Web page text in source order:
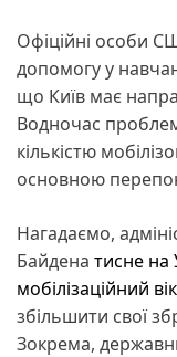
Офіційні особи
допомогу у
що Київ має
Водночас
кількістю
основною
Нагадаємо,
Байдена тисне на
мобілізаційний вік
збільшити свої
Зокрема,